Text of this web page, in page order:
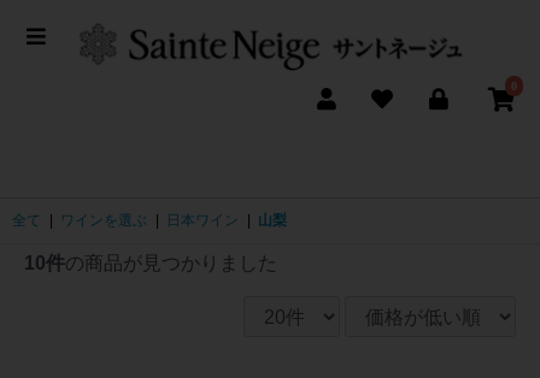
0
全て ワインを選ぶ 日本ワイン 山梨
10件の商品が見つかりました